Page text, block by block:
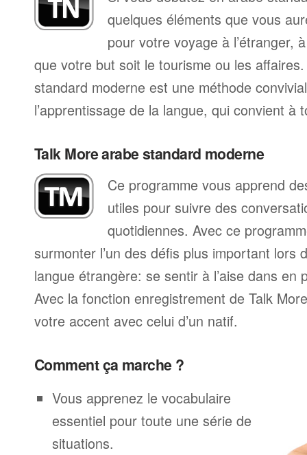
quelques éléments que vous
pour votre voyage à l’étranger,
que votre but soit le tourisme ou les
standard moderne est une méthode
l’apprentissage de la langue, qui convient à
Talk More arabe standard moderne
Ce programme vous apprend
utiles pour suivre des
quotidiennes. Avec ce
surmonter l’un des défis plus important lors
langue étrangère: se sentir à l’aise dans en
Avec la fonction enregistrement de Talk
votre accent avec celui d’un natif.
Comment ça marche ?
Vous apprenez le vocabulaire
essentiel pour toute une série de
situations.